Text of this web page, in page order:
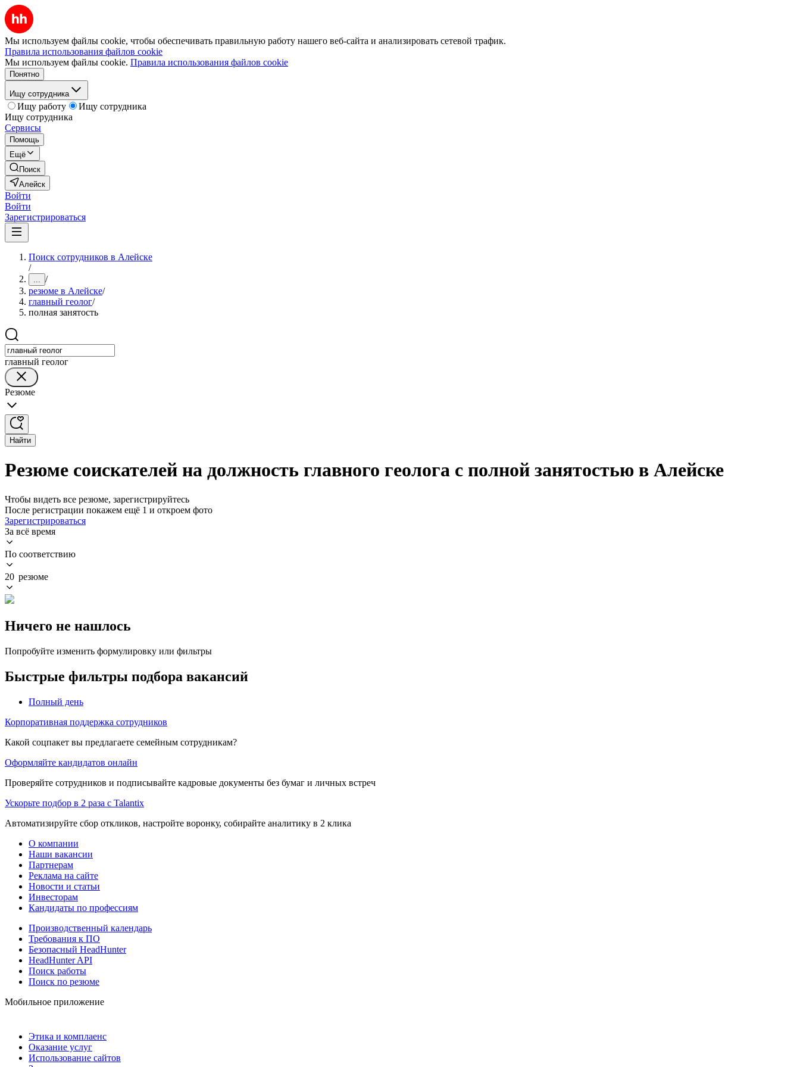
Мы используем файлы cookie, чтобы обеспечивать правильную работу нашего веб-сайта и анализировать сетевой трафик.
Правила использования файлов cookie
Мы используем файлы cookie. Правила использования файлов cookie
Понятно
Ищу сотрудника
Ищу работу
Ищу сотрудника
Ищу сотрудника
Сервисы
Помощь
Ещё
Поиск
Алейск
Войти
Войти
Зарегистрироваться
Поиск сотрудников в Алейске
/
... /
резюме в Алейске/
главный геолог/
полная занятость
главный геолог
Резюме
Найти
Резюме соискателей на должность главного геолога с полной занятостью в Алейске
Чтобы видеть все резюме, зарегистрируйтесь
После регистрации покажем ещё 1 и откроем фото
Зарегистрироваться
За всё время
По соответствию
20 резюме
Ничего не нашлось
Попробуйте изменить формулировку или фильтры
Быстрые фильтры подбора вакансий
Полный день
Корпоративная поддержка сотрудников
Какой соцпакет вы предлагаете семейным сотрудникам?
Оформляйте кандидатов онлайн
Проверяйте сотрудников и подписывайте кадровые документы без бумаг и личных встреч
Ускорьте подбор в 2 раза с Talantix
Автоматизируйте сбор откликов, настройте воронку, собирайте аналитику в 2 клика
О компании
Наши вакансии
Партнерам
Реклама на сайте
Новости и статьи
Инвесторам
Кандидаты по профессиям
Производственный календарь
Требования к ПО
Безопасный HeadHunter
HeadHunter API
Поиск работы
Поиск по резюме
Мобильное приложение
Этика и комплаенс
Оказание услуг
Использование сайтов